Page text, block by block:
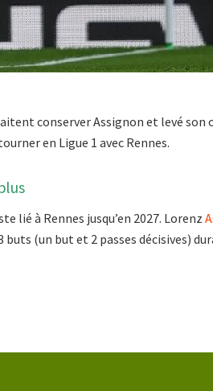
conserver Assignon et levé
en Ligue 1 avec Rennes.
lié à Rennes jusqu’en 2027. Lorenz
(un but et 2 passes décisives)